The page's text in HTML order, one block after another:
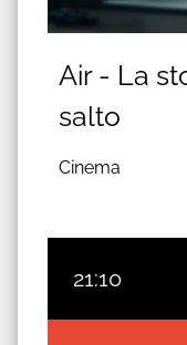
Air - La
salto
Cinema
21:10